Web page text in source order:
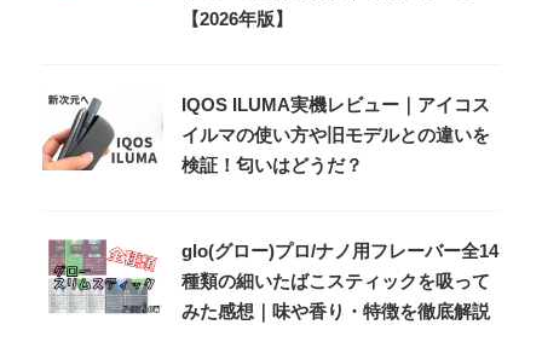
【2026年版】
IQOS ILUMA実機レビュー｜アイコス
イルマの使い方や旧モデルとの違いを
検証！匂いはどうだ？
glo(グロー)プロ/ナノ用フレーバー全14
種類の細いたばこスティックを吸って
みた感想｜味や香り・特徴を徹底解説